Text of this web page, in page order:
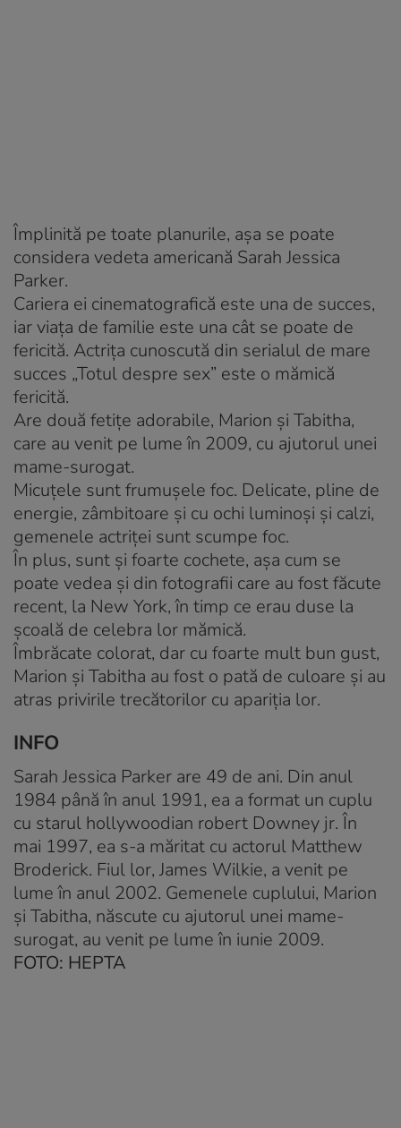
Împlinită pe toate planurile, aşa se poate
considera vedeta americană Sarah Jessica
Parker.
Cariera ei cinematografică este una de succes,
iar viaţa de familie este una cât se poate de
fericită. Actriţa cunoscută din serialul de mare
succes „Totul despre sex” este o mămică
fericită.
Are două fetiţe adorabile, Marion şi Tabitha,
care au venit pe lume în 2009, cu ajutorul unei
mame-surogat.
Micuţele sunt frumuşele foc. Delicate, pline de
energie, zâmbitoare şi cu ochi luminoşi şi calzi,
gemenele actriţei sunt scumpe foc.
În plus, sunt şi foarte cochete, aşa cum se
poate vedea şi din fotografii care au fost făcute
recent, la New York, în timp ce erau duse la
şcoală de celebra lor mămică.
Îmbrăcate colorat, dar cu foarte mult bun gust,
Marion şi Tabitha au fost o pată de culoare şi au
atras privirile trecătorilor cu apariţia lor.
INFO
Sarah Jessica Parker are 49 de ani. Din anul
1984 până în anul 1991, ea a format un cuplu
cu starul hollywoodian robert Downey jr. În
mai 1997, ea s-a măritat cu actorul Matthew
Broderick. Fiul lor, James Wilkie, a venit pe
lume în anul 2002. Gemenele cuplului, Marion
şi Tabitha, născute cu ajutorul unei mame-
surogat, au venit pe lume în iunie 2009.
FOTO: HEPTA